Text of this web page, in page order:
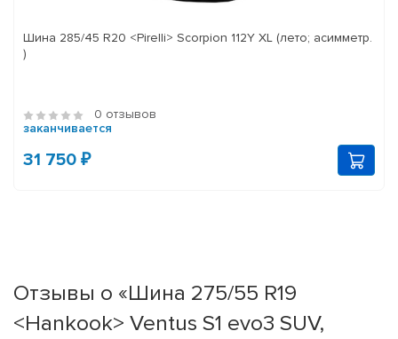
Шина 285/45 R20 <Pirelli> Scorpion 112Y XL (лето; асимметр.
)
0 отзывов
заканчивается
31 750 ₽
Отзывы о «Шина 275/55 R19
<Hankook> Ventus S1 evo3 SUV,